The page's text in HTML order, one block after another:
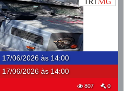
17/06/2026 às 14:00
17/06/2026 às 14:00
807 0